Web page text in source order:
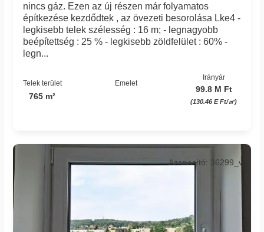
nincs gáz. Ezen az új részen már folyamatos
építkezése kezdődtek , az övezeti besorolása Lke4 -
legkisebb telek szélesség : 16 m; - legnagyobb
beépítettség : 25 % - legkisebb zöldfelület : 60% -
legn...
Telek terület
765 m²
Emelet
Irányár
99.8 M Ft
(130.46 E Ft/㎡)
Azonosító: 36299_v